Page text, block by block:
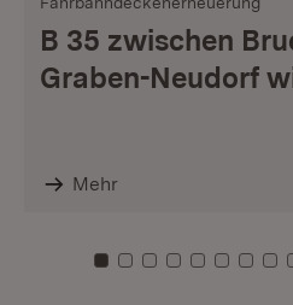
B 35 zwischen
Graben-Neudorf
Mehr
Zu Kachel: 0
Zu Kachel: 1
Zu Kachel: 2
Zu Kachel:
ZuZuZu